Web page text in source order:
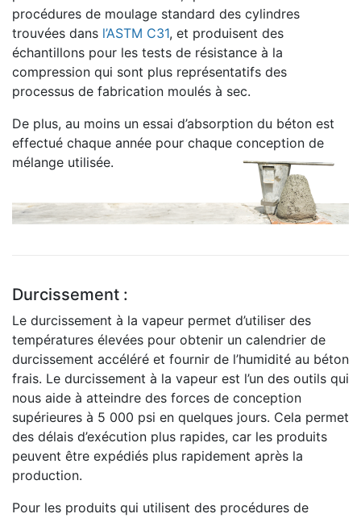
procédures de moulage standard des cylindres
trouvées dans l’ASTM C31, et produisent des
échantillons pour les tests de résistance à la
compression qui sont plus représentatifs des
processus de fabrication moulés à sec.
De plus, au moins un essai d’absorption du béton est
effectué chaque année pour chaque conception de
mélange utilisée.
Durcissement :
Le durcissement à la vapeur permet d’utiliser des
températures élevées pour obtenir un calendrier de
durcissement accéléré et fournir de l’humidité au béton
frais. Le durcissement à la vapeur est l’un des outils qui
nous aide à atteindre des forces de conception
supérieures à 5 000 psi en quelques jours. Cela permet
des délais d’exécution plus rapides, car les produits
peuvent être expédiés plus rapidement après la
production.
Pour les produits qui utilisent des procédures de